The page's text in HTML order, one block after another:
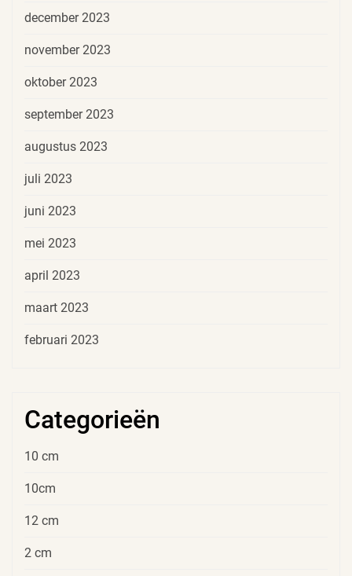
december 2023
november 2023
oktober 2023
september 2023
augustus 2023
juli 2023
juni 2023
mei 2023
april 2023
maart 2023
februari 2023
Categorieën
10 cm
10cm
12 cm
2 cm